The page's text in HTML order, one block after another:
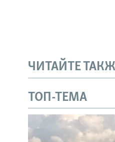
ЧИТАЙТЕ
ТОП-ТЕМА